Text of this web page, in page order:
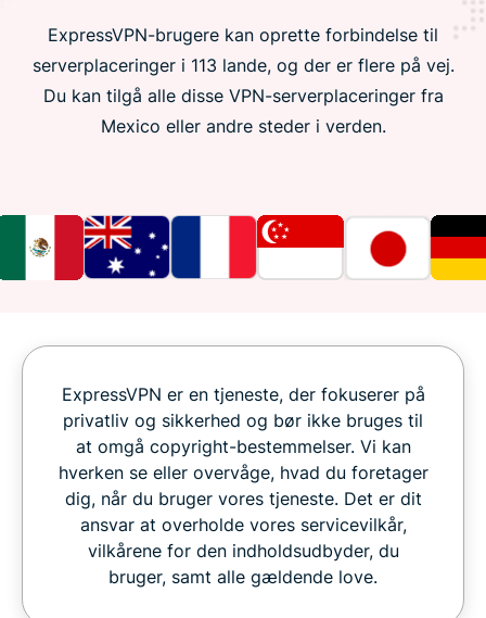
ExpressVPN-brugere kan oprette forbindelse til
serverplaceringer i 113 lande, og der er flere på vej.
Du kan tilgå alle disse VPN-serverplaceringer fra
Mexico eller andre steder i verden.
ExpressVPN er en tjeneste, der fokuserer på
privatliv og sikkerhed og bør ikke bruges til
at omgå copyright-bestemmelser. Vi kan
hverken se eller overvåge, hvad du foretager
dig, når du bruger vores tjeneste. Det er dit
ansvar at overholde vores servicevilkår,
vilkårene for den indholdsudbyder, du
bruger, samt alle gældende love.